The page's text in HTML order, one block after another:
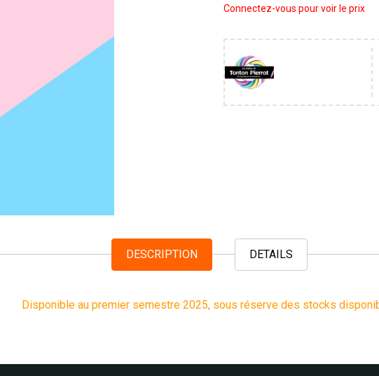
Connectez-vous pour voir le prix
DESCRIPTION DETAILS
Disponible au premier semestre 2025, sous réserve des stocks